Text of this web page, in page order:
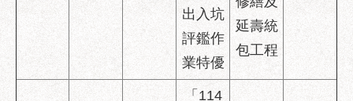
防
出入坑
評鑑作
業特優
延壽統
包工程
「114